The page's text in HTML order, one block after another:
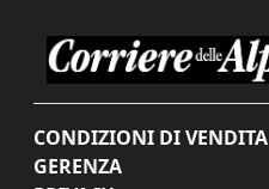
CONDIZIONI DI VENDITA
GERENZA